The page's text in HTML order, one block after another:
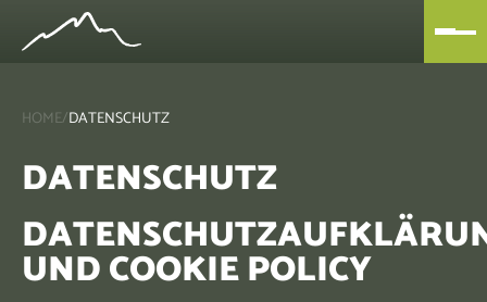
HOME/DATENSCHUTZ
DATENSCHUTZ
UND COOKIE POLICY